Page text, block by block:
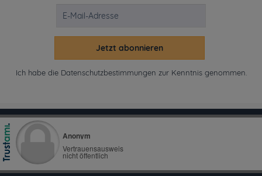
Jetzt abonnieren
Ich habe die Datenschutzbestimmungen zur Kenntnis genommen.